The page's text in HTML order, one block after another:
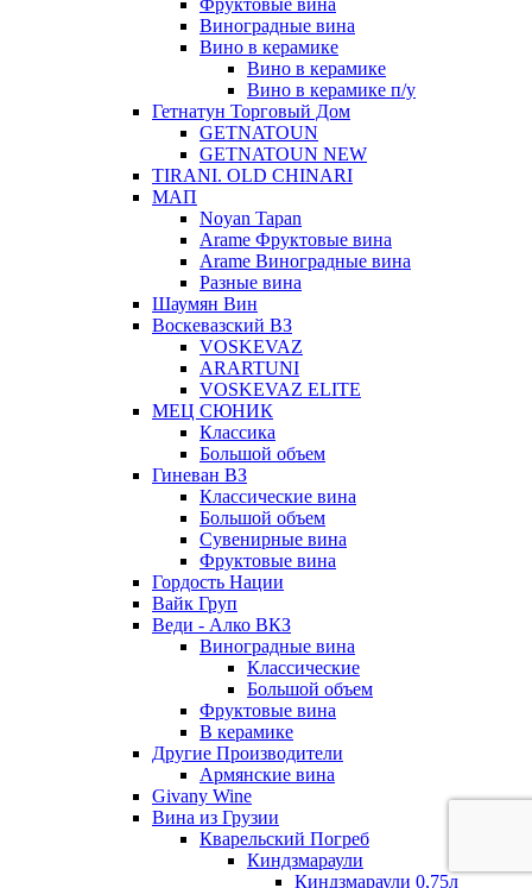
Фруктовые вина
Виноградные вина
Вино в керамике
Вино в керамике
Вино в керамике п/у
Гетнатун Торговый Дом
GETNATOUN
GETNATOUN NEW
TIRANI. OLD CHINARI
МАП
Noyan Tapan
Arame Фруктовые вина
Arame Виноградные вина
Разные вина
Шаумян Вин
Воскевазский ВЗ
VOSKEVAZ
ARARTUNI
VOSKEVAZ ELITE
МЕЦ СЮНИК
Классика
Большой объем
Гиневан ВЗ
Классические вина
Большой объем
Сувенирные вина
Фруктовые вина
Гордость Нации
Вайк Груп
Веди - Алко ВКЗ
Виноградные вина
Классические
Большой объем
Фруктовые вина
В керамике
Другие Производители
Армянские вина
Givany Wine
Вина из Грузии
Кварельский Погреб
Киндзмараули
Киндзмараули 0,75л